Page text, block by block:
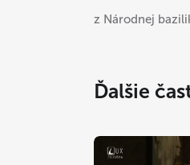
z Národnej
Ďalšie